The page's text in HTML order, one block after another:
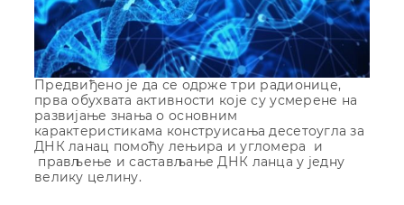
Предвиђено је да се одрже три радионице,
прва обухвата активности које су усмерене на
развијање знања о основним
карактеристикама конструисања десетоугла за
ДНК ланац помоћу лењира и угломера и
прављење и састављање ДНК ланца у једну
велику целину.